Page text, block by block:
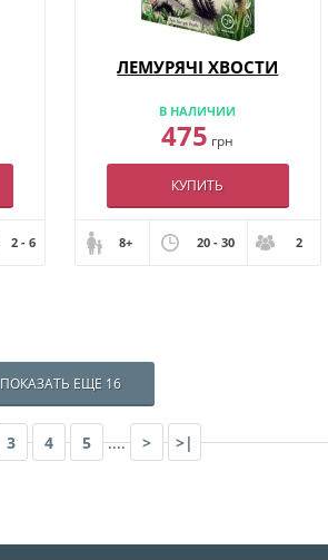
2 - 6
ЛЕМУРЯЧІ ХВОСТИ
В НАЛИЧИИ
475 грн
КУПИТЬ
8+ 20 - 30 2
ПОКАЗАТЬ ЕЩЕ 16
3 4 5 .... > >|